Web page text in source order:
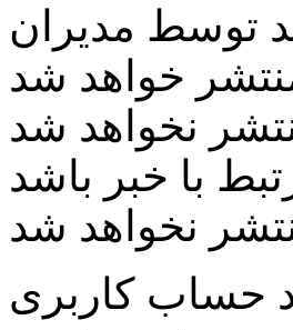
توسط مدیران
با خبر باشد
نخواهد شد
حساب كاربری